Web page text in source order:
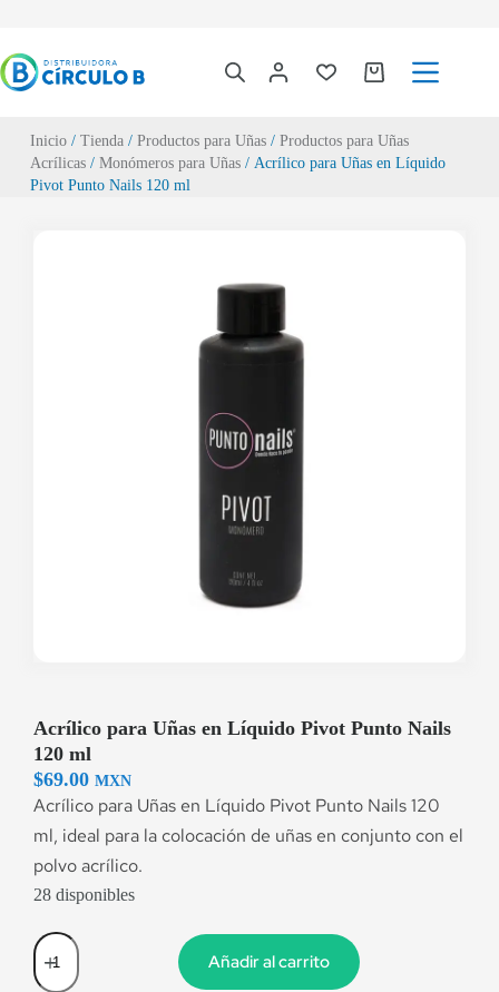
Inicio/ Tienda/ Productos para Uñas/ Productos para Uñas
Acrílicas/ Monómeros para Uñas/ Acrílico para Uñas en Líquido
Pivot Punto Nails 120 ml
Acrílico para Uñas en Líquido Pivot Punto Nails
120 ml
$69.00 MXN
Acrílico para Uñas en Líquido Pivot Punto Nails 120
ml, ideal para la colocación de uñas en conjunto con el
polvo acrílico.
28 disponibles
Añadir al carrito